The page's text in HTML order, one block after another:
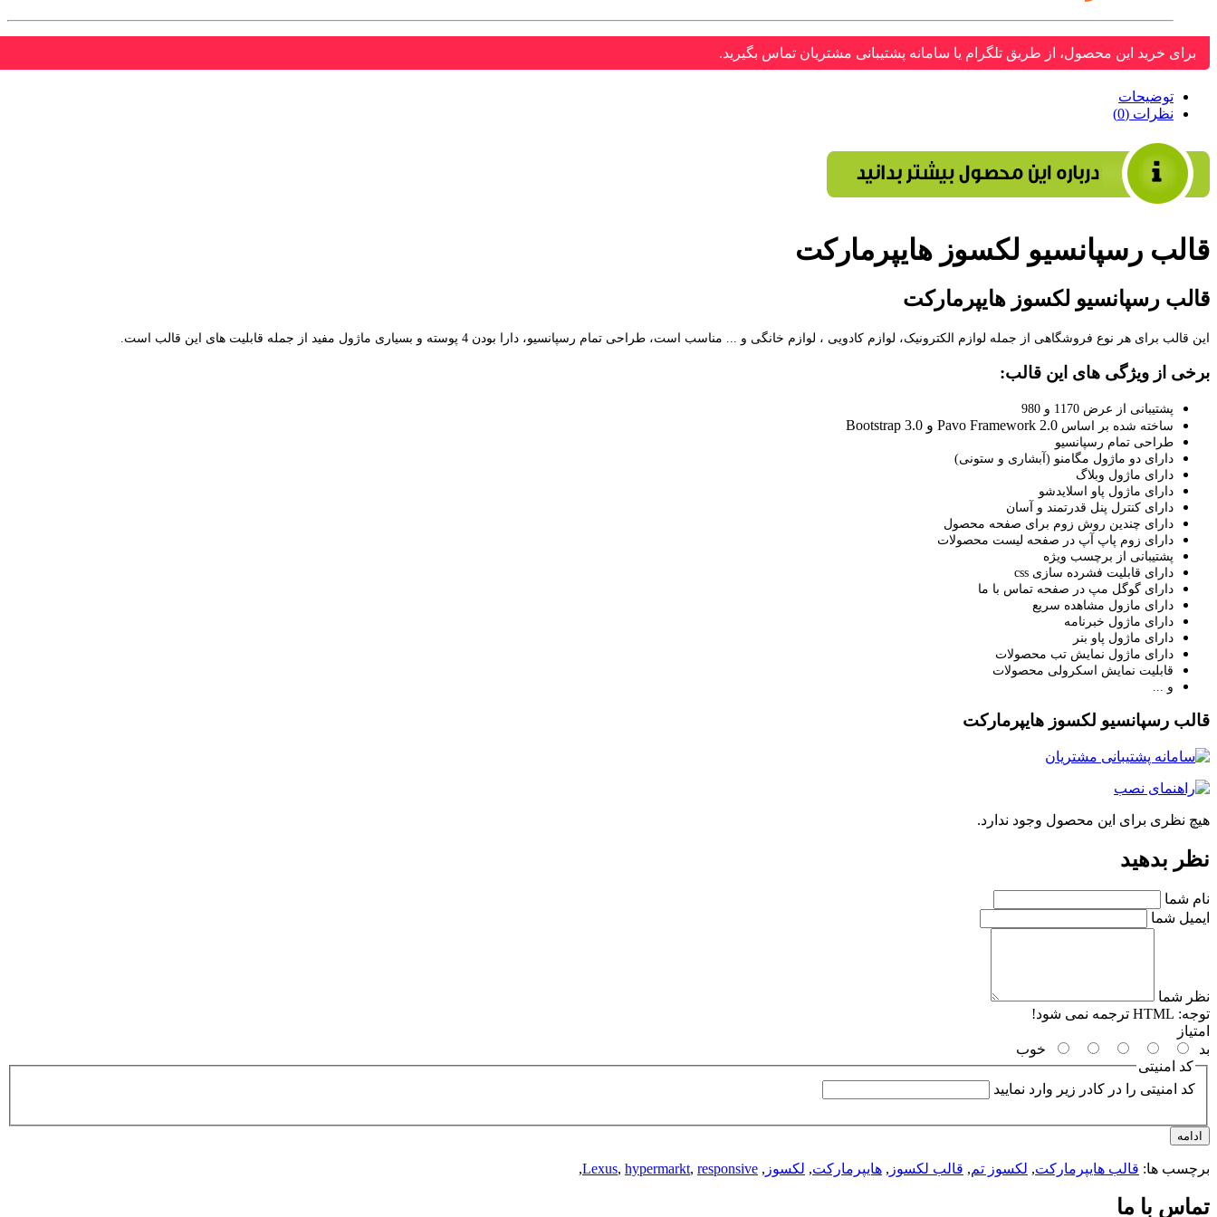
برای خرید این محصول، از طریق تلگرام یا سامانه پشتیبانی مشتریان تماس بگیرید.
توضیحات
نظرات (0)
قالب رسپانسیو لکسوز هایپرمارکت
قالب رسپانسیو لکسوز هایپرمارکت
این قالب برای هر نوع فروشگاهی از جمله لوازم الکترونیک، لوازم کادویی ، لوازم خانگی و ... مناسب است، طراحی تمام رسپانسیو، دارا بودن 4 پوسته و بسیاری ماژول مفید از جمله قابلیت های این قالب است.
برخی از ویژگی های این قالب:
پشتیبانی از عرض 1170 و 980
ساخته شده بر اساس Pavo Framework 2.0 و Bootstrap 3.0
طراحی تمام رسپانسیو
دارای دو ماژول مگامنو (آبشاری و ستونی)
دارای ماژول وبلاگ
دارای ماژول پاو اسلایدشو
دارای کنترل پنل قدرتمند و آسان
دارای چندین روش زوم برای صفحه محصول
دارای زوم پاپ آپ در صفحه لیست محصولات
پشتیبانی از برچسب ویژه
دارای قابلیت فشرده سازی css
دارای گوگل مپ در صفحه تماس با ما
دارای مازول مشاهده سریع
دارای ماژول خبرنامه
دارای ماژول پاو بنر
دارای ماژول نمایش تب محصولات
قابلیت نمایش اسکرولی محصولات
​و ...
قالب رسپانسیو لکسوز هایپرمارکت
هیچ نظری برای این محصول وجود ندارد.
نظر بدهید
نام شما
ایمیل شما
نظر شما
توجه:
امتیاز
بد
خوب
کد امنیتی
کد امنیتی را در کادر زیر وارد نمایید
ادامه
برچسب ها: قالب هایپرمارکت, لکسوز تم, قالب لکسوز , هایپرمارکت, لکسوز ,
Lexus, hypermarkt, responsive
,
تماس با ما